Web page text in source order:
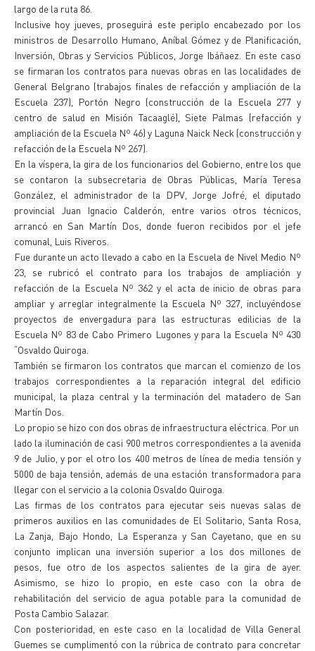
largo de la ruta 86.
Inclusive hoy jueves, proseguirá este periplo encabezado por los
ministros de Desarrollo Humano, Aníbal Gómez y de Planificación,
Inversión, Obras y Servicios Públicos, Jorge Ibáñaez. En este caso
se firmaran los contratos para nuevas obras en las localidades de
General Belgrano (trabajos finales de refacción y ampliación de la
Escuela 237), Portón Negro (construcción de la Escuela 277 y
centro de salud en Misión Tacaaglé), Siete Palmas (refacción y
ampliación de la Escuela Nº 46) y Laguna Naick Neck (construcción y
refacción de la Escuela Nº 267).
En la víspera, la gira de los funcionarios del Gobierno, entre los que
se contaron la subsecretaria de Obras Públicas, María Teresa
González, el administrador de la DPV, Jorge Jofré, el diputado
provincial Juan Ignacio Calderón, entre varios otros técnicos,
arrancó en San Martín Dos, donde fueron recibidos por el jefe
comunal, Luis Riveros.
Fue durante un acto llevado a cabo en la Escuela de Nivel Medio Nº
23, se rubricó el contrato para los trabajos de ampliación y
refacción de la Escuela Nº 362 y el acta de inicio de obras para
ampliar y arreglar integralmente la Escuela Nº 327, incluyéndose
proyectos de envergadura para las estructuras edilicias de la
Escuela Nº 83 de Cabo Primero Lugones y para la Escuela Nº 430
“Osvaldo Quiroga.
También se firmaron los contratos que marcan el comienzo de los
trabajos correspondientes a la reparación integral del edificio
municipal, la plaza central y la terminación del matadero de San
Martín Dos.
Lo propio se hizo con dos obras de infraestructura eléctrica. Por un
lado la iluminación de casi 900 metros correspondientes a la avenida
9 de Julio, y por el otro los 400 metros de línea de media tensión y
5000 de baja tensión, además de una estación transformadora para
llegar con el servicio a la colonia Osvaldo Quiroga.
Las firmas de los contratos para ejecutar seis nuevas salas de
primeros auxilios en las comunidades de El Solitario, Santa Rosa,
La Zanja, Bajo Hondo, La Esperanza y San Cayetano, que en su
conjunto implican una inversión superior a los dos millones de
pesos, fue otro de los aspectos salientes de la gira de ayer.
Asimismo, se hizo lo propio, en este caso con la obra de
rehabilitación del servicio de agua potable para la comunidad de
Posta Cambio Salazar.
Con posterioridad, en este caso en la localidad de Villa General
Guemes se cumplimentó con la rúbrica de contrato para concretar